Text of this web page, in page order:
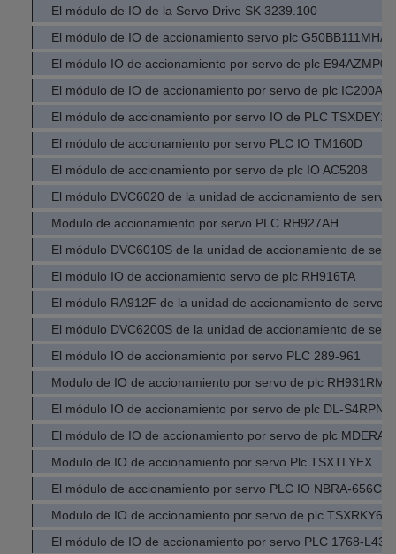
El módulo de IO de la Servo Drive SK 3239.100
El módulo de IO de accionamiento servo plc
El módulo IO de accionamiento por servo de plc
El módulo de IO de accionamiento por servo de plc
El módulo de accionamiento por servo IO de PLC
El módulo de accionamiento por servo PLC IO TM160D
El módulo de accionamiento por servo de plc IO AC5208
El módulo DVC6020 de la unidad de accionamiento de servo
Modulo de accionamiento por servo PLC RH927AH
El módulo DVC6010S de la unidad de accionamiento de
El módulo IO de accionamiento servo de plc RH916TA
El módulo RA912F de la unidad de accionamiento de servo
El módulo DVC6200S de la unidad de accionamiento de
El módulo IO de accionamiento por servo PLC 289-961
Modulo de IO de accionamiento por servo de plc RH931RM
El módulo IO de accionamiento por servo de plc DL-S4RPN
El módulo de IO de accionamiento por servo de plc
Modulo de IO de accionamiento por servo Plc TSXTLYEX
El módulo de accionamiento por servo PLC IO NBRA-656C
Modulo de IO de accionamiento por servo de plc
El módulo de IO de accionamiento por servo PLC 1768-L43